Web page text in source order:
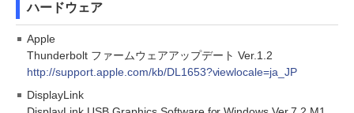
ハードウェア
Apple
Thunderbolt ファームウェアアップデート Ver.1.2
http://support.apple.com/kb/DL1653?viewlocale=ja_JP
DisplayLink